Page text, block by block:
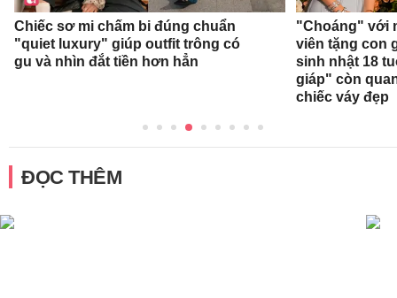
Chiếc sơ mi chấm bi đúng chuẩn
"quiet luxury" giúp outfit trông có
gu và nhìn đắt tiền hơn hẳn
"Choáng" với
viên tặng con
sinh nhật 18
giáp" còn
chiếc váy đẹp
ĐỌC THÊM